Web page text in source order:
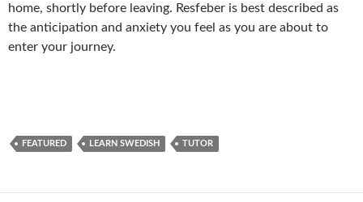
home, shortly before leaving. Resfeber is best described as
the anticipation and anxiety you feel as you are about to
enter your journey.
FEATURED LEARN SWEDISH TUTOR